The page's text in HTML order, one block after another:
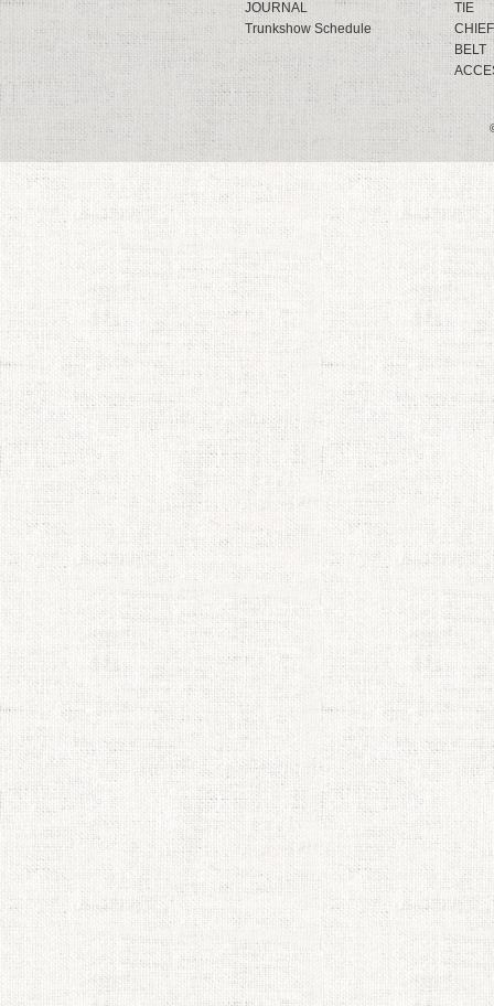
JOURNAL
Trunkshow Schedule
TIE
CHIEF
BELT